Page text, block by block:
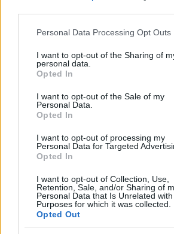
Please note that this website/app uses
not limited to your visit or usage
grant or deny consent to Google and its
use your data for below specified
consent section.
Personal Data Processing Opt Outs
I want to opt-out of the Sharing of
personal data.
Opted In
I want to opt-out of the Sale of my
Personal Data.
Opted In
I want to opt-out of processing my
Personal Data for Targeted
Opted In
I want to opt-out of Collection, Use,
Retention, Sale, and/or Sharing of
Personal Data that Is Unrelated
Purposes for which it was collected.
Opted Out
KIVÁLÓ PROGRAM VÁR
GYŐRBEN
Majka koncert, jóga szeánsz, “borhajózás”